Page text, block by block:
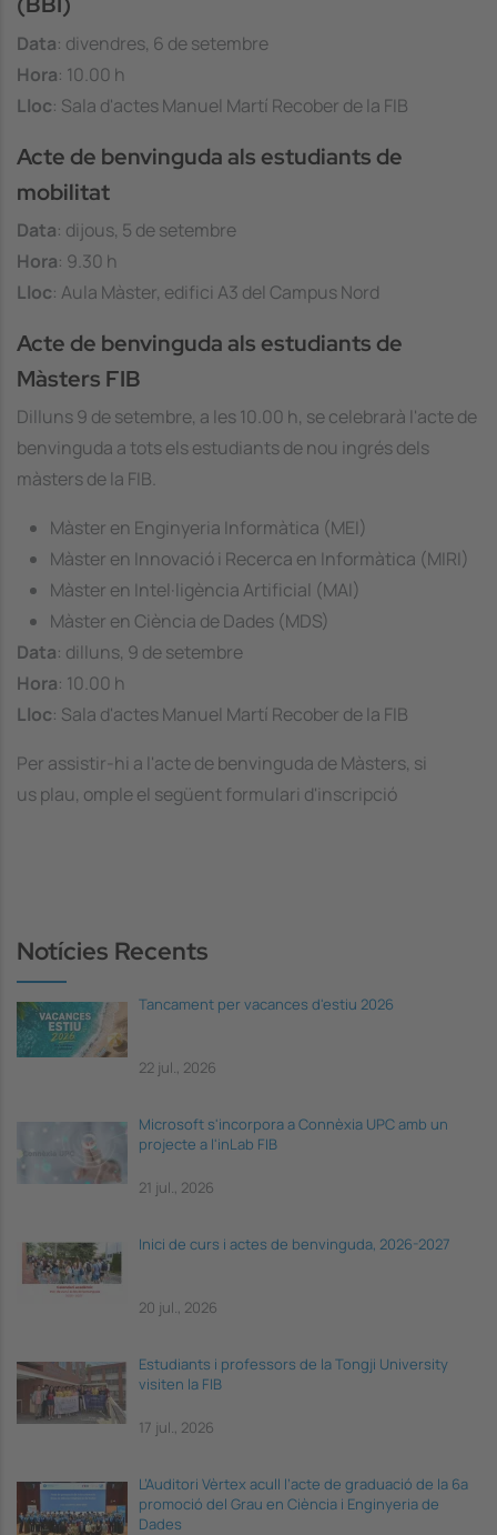
Data: divendres, 6 de setembre
Hora: 10.00 h
Lloc: Sala d'actes Manuel Martí Recober de la FIB
Acte de benvinguda als estudiants de
mobilitat
Data: dijous, 5 de setembre
Hora: 9.30 h
Lloc: Aula Màster, edifici A3 del Campus Nord
Acte de benvinguda als estudiants de
Màsters FIB
Dilluns 9 de setembre, a les 10.00 h, se celebrarà l'acte de
benvinguda a tots els estudiants de nou ingrés dels
màsters de la FIB.
Màster en Enginyeria Informàtica (MEI)
Màster en Innovació i Recerca en Informàtica (MIRI)
Màster en Intel·ligència Artificial (MAI)
Màster en Ciència de Dades (MDS)
Data: dilluns, 9 de setembre
Hora: 10.00 h
Lloc: Sala d'actes Manuel Martí Recober de la FIB
Per assistir-hi a l'acte de benvinguda de Màsters, si
us plau, omple el següent formulari d'inscripció
Notícies Recents
Tancament per vacances d'estiu 2026
22 jul., 2026
Microsoft s'incorpora a Connèxia UPC amb un
projecte a l'inLab FIB
21 jul., 2026
Inici de curs i actes de benvinguda, 2026-2027
20 jul., 2026
Estudiants i professors de la Tongji University
visiten la FIB
17 jul., 2026
L’Auditori Vèrtex acull l’acte de graduació de la 6a
promoció del Grau en Ciència i Enginyeria de
Dades